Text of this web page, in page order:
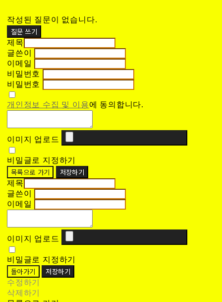
작성된 질문이 없습니다.
질문 쓰기
제목
글쓴이
이메일
비밀번호
비밀번호
개인정보 수집 및 이용에 동의합니다.
이미지 업로드
비밀글로 지정하기
목록으로 가기 저장하기
제목
글쓴이
이메일
이미지 업로드
비밀글로 지정하기
돌아가기 저장하기
수정하기
삭제하기